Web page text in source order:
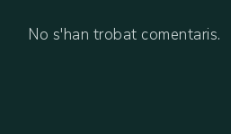
No s'han trobat comentaris.